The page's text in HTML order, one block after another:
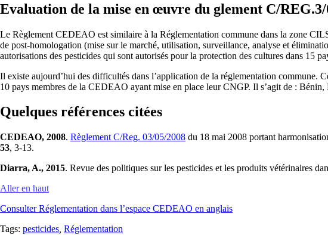
Evaluation de la mise en œuvre du glement C/REG.3/
Le Règlement CEDEAO est similaire à la Réglementation commune dans la zone
de post-homologation (mise sur le marché, utilisation, surveillance, analyse et
autorisations des pesticides qui sont autorisés pour la protection des cultures dans 15
Il existe aujourd’hui des difficultés dans l’application de la réglementation commune.
10 pays membres de la CEDEAO ayant mise en place leur CNGP. Il s’agit de :
Quelques références citées
CEDEAO, 2008. Règlement C/Reg. 03/05/2008 du 18 mai 2008 portant
53, 3-13.
Diarra, A., 2015. Revue des politiques sur les pesticides et les produits vétérinaires
Aller en haut
Consulter Réglementation dans l’espace CEDEAO en anglais
Tags: pesticides Réglementation